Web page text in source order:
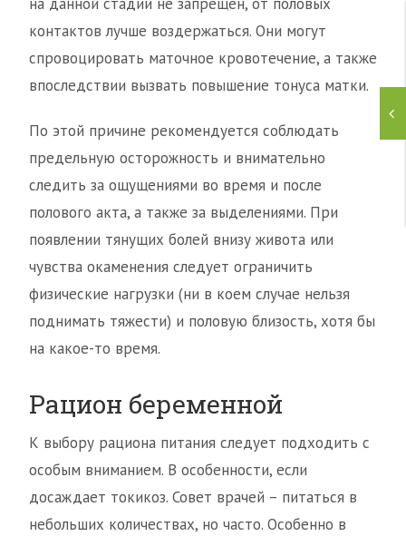
контактов лучше воздержаться. Они могут
спровоцировать маточное кровотечение, а также
впоследствии вызвать повышение тонуса матки.
По этой причине рекомендуется соблюдать
предельную осторожность и внимательно
следить за ощущениями во время и после
полового акта, а также за выделениями. При
появлении тянущих болей внизу живота или
чувства окаменения следует ограничить
физические нагрузки (ни в коем случае нельзя
поднимать тяжести) и половую близость, хотя бы
на какое-то время.
Рацион беременной
К выбору рациона питания следует подходить с
особым вниманием. В особенности, если
досаждает токикоз. Совет врачей – питаться в
небольших количествах, но часто. Особенно в